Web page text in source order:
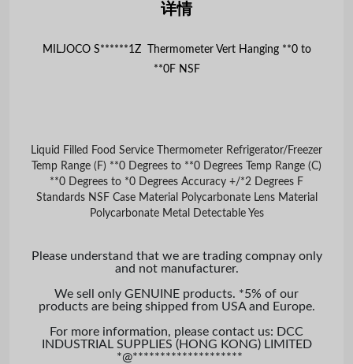
详情
MILJOCO S******1Z Thermometer Vert Hanging **0 to
**0F NSF
Liquid Filled Food Service Thermometer Refrigerator/Freezer
Temp Range (F) **0 Degrees to **0 Degrees Temp Range (C)
**0 Degrees to *0 Degrees Accuracy +/*2 Degrees F
Standards NSF Case Material Polycarbonate Lens Material
Polycarbonate Metal Detectable Yes
Please understand that we are trading compnay only
and not manufacturer.
We sell only GENUINE products. *5% of our
products are being shipped from USA and Europe.
For more information, please contact us: DCC
INDUSTRIAL SUPPLIES (HONG KONG) LIMITED
*@********************